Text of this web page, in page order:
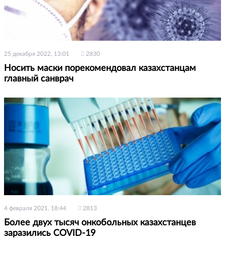
25 декабря 2022, 13:01 2830
Носить маски порекомендовал казахстанцам
главный санврач
4 февраля 2021, 18:44 2813
Более двух тысяч онкобольных казахстанцев
заразились COVID-19